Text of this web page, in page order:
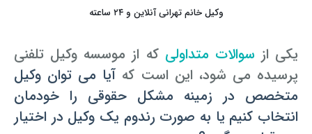
وکیل خانم تهرانی آنلاین و ۲۴ ساعته
یکی از سوالات متداولی که از موسسه وکیل تلفنی
پرسیده می شود، این است که آیا می توان وکیل
متخصص در زمینه مشکل حقوقی را خودمان
انتخاب کنیم یا به صورت رندوم یک وکیل در اختیار